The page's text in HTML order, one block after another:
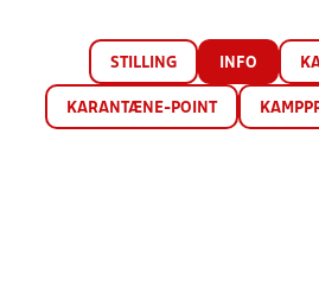
STILLING INFO
KARANTÆNE-POINT